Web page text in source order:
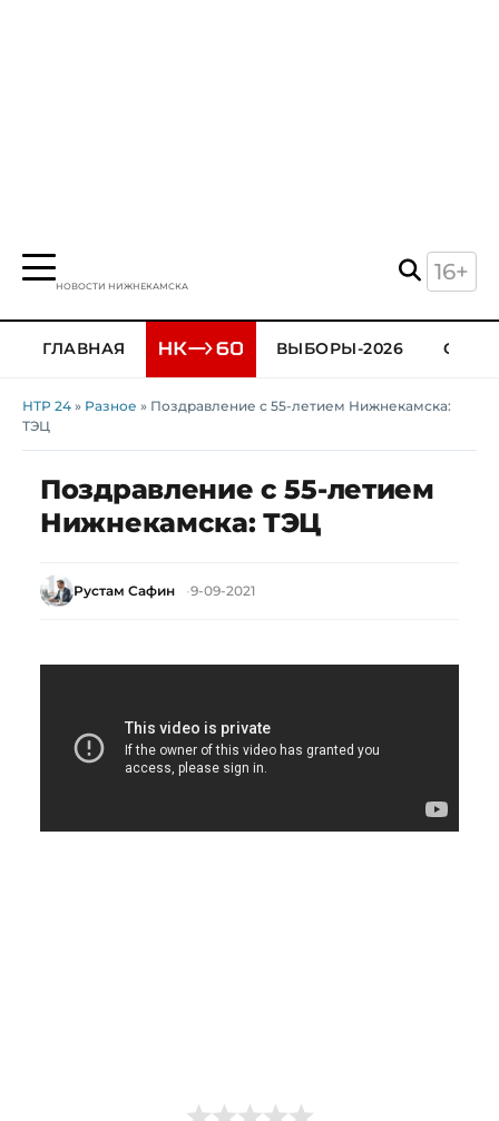
НОВОСТИ НИЖНЕКАМСКА
16+
ГЛАВНАЯ ВЫБОРЫ-2026
НТР 24 » Разное » Поздравление с 55-летием Нижнекамска:
ТЭЦ
Поздравление с 55-летием
Нижнекамска: ТЭЦ
Рустам Сафин 9-09-2021